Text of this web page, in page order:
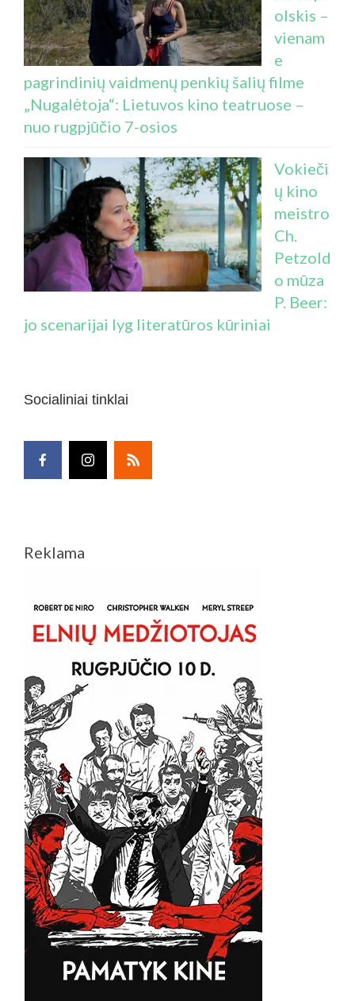
olskis –
vienam
e
pagrindinių vaidmenų penkių šalių filme
„Nugalėtoja“: Lietuvos kino teatruose –
nuo rugpjūčio 7-osios
Vokieči
ų kino
meistro
Ch.
Petzold
o mūza
P. Beer:
jo scenarijai lyg literatūros kūriniai
Socialiniai tinklai
Reklama